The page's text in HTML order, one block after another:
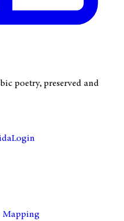
poetry, preserved and
Login
Mapping